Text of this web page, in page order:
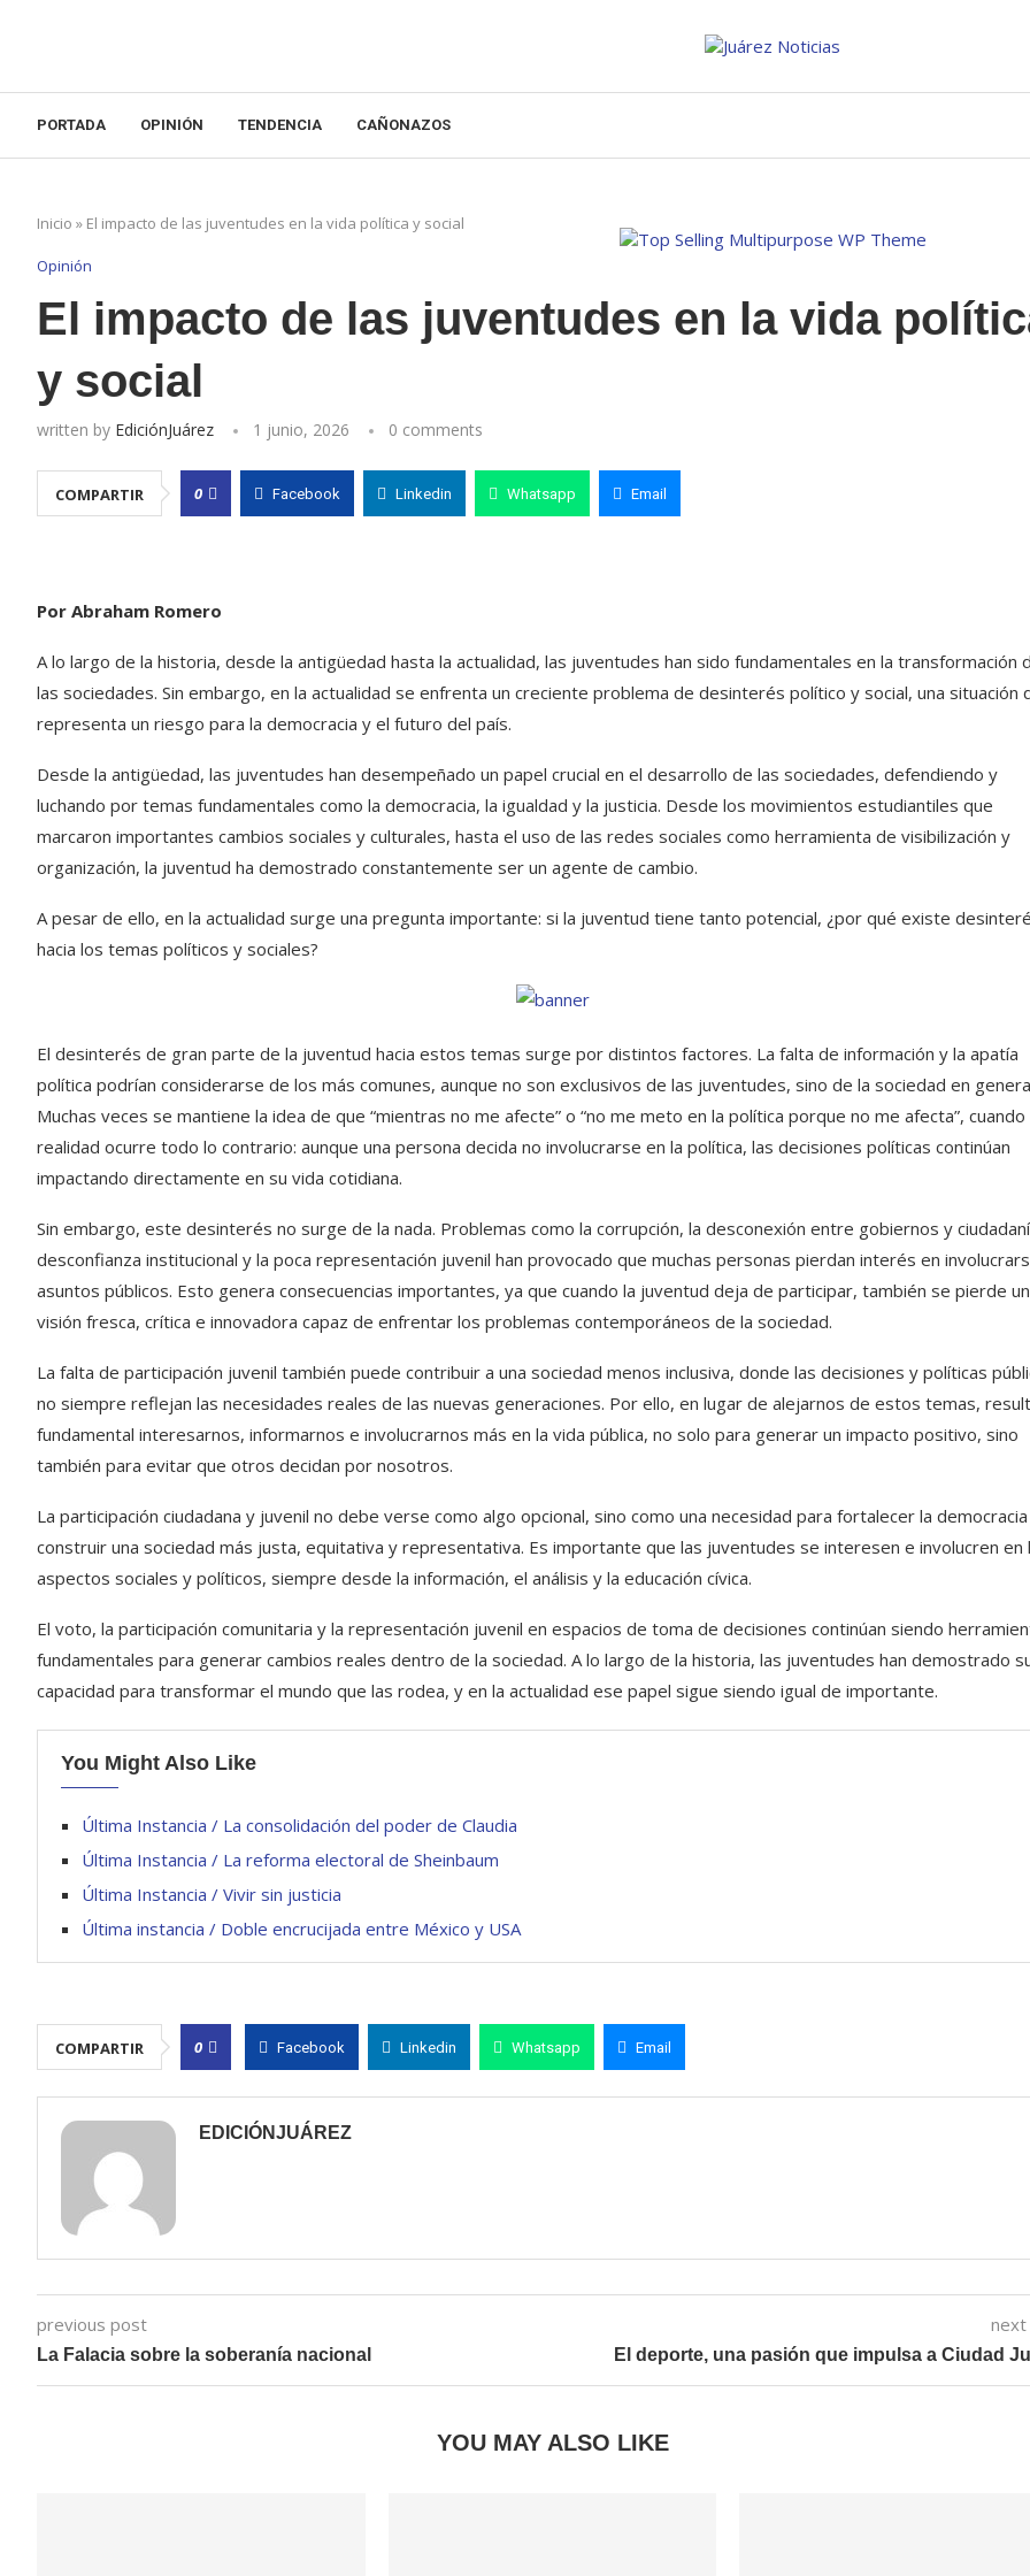
PORTADA OPINIÓN TENDENCIA CAÑONAZOS
Inicio » El impacto de las juventudes en la vida política y social
Opinión
El impacto de las juventudes en la vida
y social
written by EdiciónJuárez 1 junio, 2026 0 comments
COMPARTIR 0 Facebook Linkedin Whatsapp Email
Por Abraham Romero
A lo largo de la historia, desde la antigüedad hasta la actualidad, las juventudes han sido fundamentales en la transformación
las sociedades. Sin embargo, en la actualidad se enfrenta un creciente problema de desinterés político y social, una situación
representa un riesgo para la democracia y el futuro del país.
Desde la antigüedad, las juventudes han desempeñado un papel crucial en el desarrollo de las sociedades, defendiendo y
luchando por temas fundamentales como la democracia, la igualdad y la justicia. Desde los movimientos estudiantiles que
marcaron importantes cambios sociales y culturales, hasta el uso de las redes sociales como herramienta de visibilización y
organización, la juventud ha demostrado constantemente ser un agente de cambio.
A pesar de ello, en la actualidad surge una pregunta importante: si la juventud tiene tanto potencial, ¿por qué existe
hacia los temas políticos y sociales?
El desinterés de gran parte de la juventud hacia estos temas surge por distintos factores. La falta de información y la apatía
política podrían considerarse de los más comunes, aunque no son exclusivos de las juventudes, sino de la sociedad en
Muchas veces se mantiene la idea de que “mientras no me afecte” o “no me meto en la política porque no me afecta”, cuando
realidad ocurre todo lo contrario: aunque una persona decida no involucrarse en la política, las decisiones políticas continúan
impactando directamente en su vida cotidiana.
Sin embargo, este desinterés no surge de la nada. Problemas como la corrupción, la desconexión entre gobiernos y
desconfianza institucional y la poca representación juvenil han provocado que muchas personas pierdan interés en
asuntos públicos. Esto genera consecuencias importantes, ya que cuando la juventud deja de participar, también se pierde
visión fresca, crítica e innovadora capaz de enfrentar los problemas contemporáneos de la sociedad.
La falta de participación juvenil también puede contribuir a una sociedad menos inclusiva, donde las decisiones y políticas
no siempre reflejan las necesidades reales de las nuevas generaciones. Por ello, en lugar de alejarnos de estos temas,
fundamental interesarnos, informarnos e involucrarnos más en la vida pública, no solo para generar un impacto positivo, sino
también para evitar que otros decidan por nosotros.
La participación ciudadana y juvenil no debe verse como algo opcional, sino como una necesidad para fortalecer la
construir una sociedad más justa, equitativa y representativa. Es importante que las juventudes se interesen e involucren en
aspectos sociales y políticos, siempre desde la información, el análisis y la educación cívica.
El voto, la participación comunitaria y la representación juvenil en espacios de toma de decisiones continúan siendo
fundamentales para generar cambios reales dentro de la sociedad. A lo largo de la historia, las juventudes han demostrado
capacidad para transformar el mundo que las rodea, y en la actualidad ese papel sigue siendo igual de importante.
You Might Also Like
Última Instancia / La consolidación del poder de Claudia
Última Instancia / La reforma electoral de Sheinbaum
Última Instancia / Vivir sin justicia
Última instancia / Doble encrucijada entre México y USA
COMPARTIR 0 Facebook Linkedin Whatsapp Email
EDICIÓNJUÁREZ
previous post
La Falacia sobre la soberanía nacional El deporte, una pasión que impulsa a Ciudad
YOU MAY ALSO LIKE